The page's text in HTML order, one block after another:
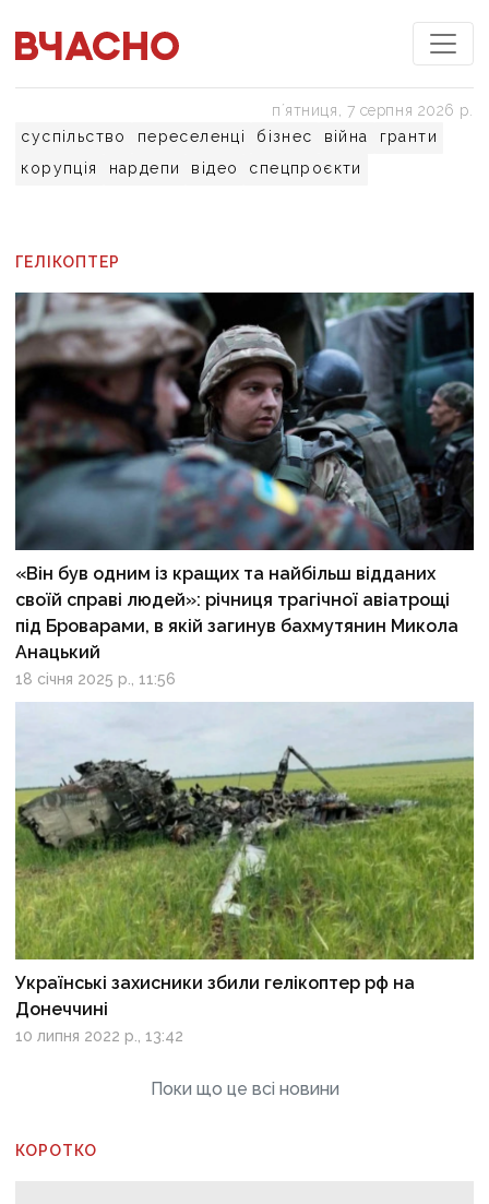
суспільство переселенці бізнес війна
гранти
корупція
нардепи відео спецпроєкти
пʼятниця, 7 серпня 2026 р.
ГЕЛІКОПТЕР
«Він був одним із кращих та найбільш відданих
своїй справі людей»: річниця трагічної авіатрощі
під Броварами, в якій загинув бахмутянин Микола
Анацький
18 січня 2025 р., 11:56
Українські захисники збили гелікоптер рф на
Донеччині
10 липня 2022 р., 13:42
Поки що це всі новини
КОРОТКО